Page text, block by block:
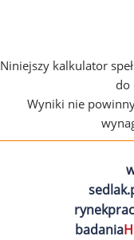
Niniejszy kalkulator
do
Wyniki nie
badania